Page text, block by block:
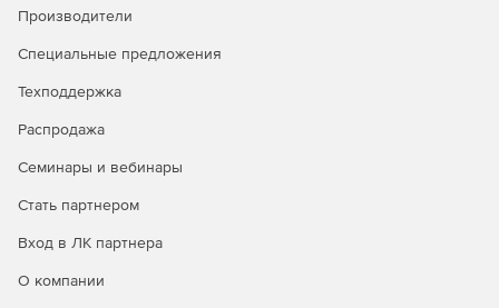
Производители
Специальные предложения
Техподдержка
Распродажа
Семинары и вебинары
Стать партнером
Вход в ЛК партнера
О компании